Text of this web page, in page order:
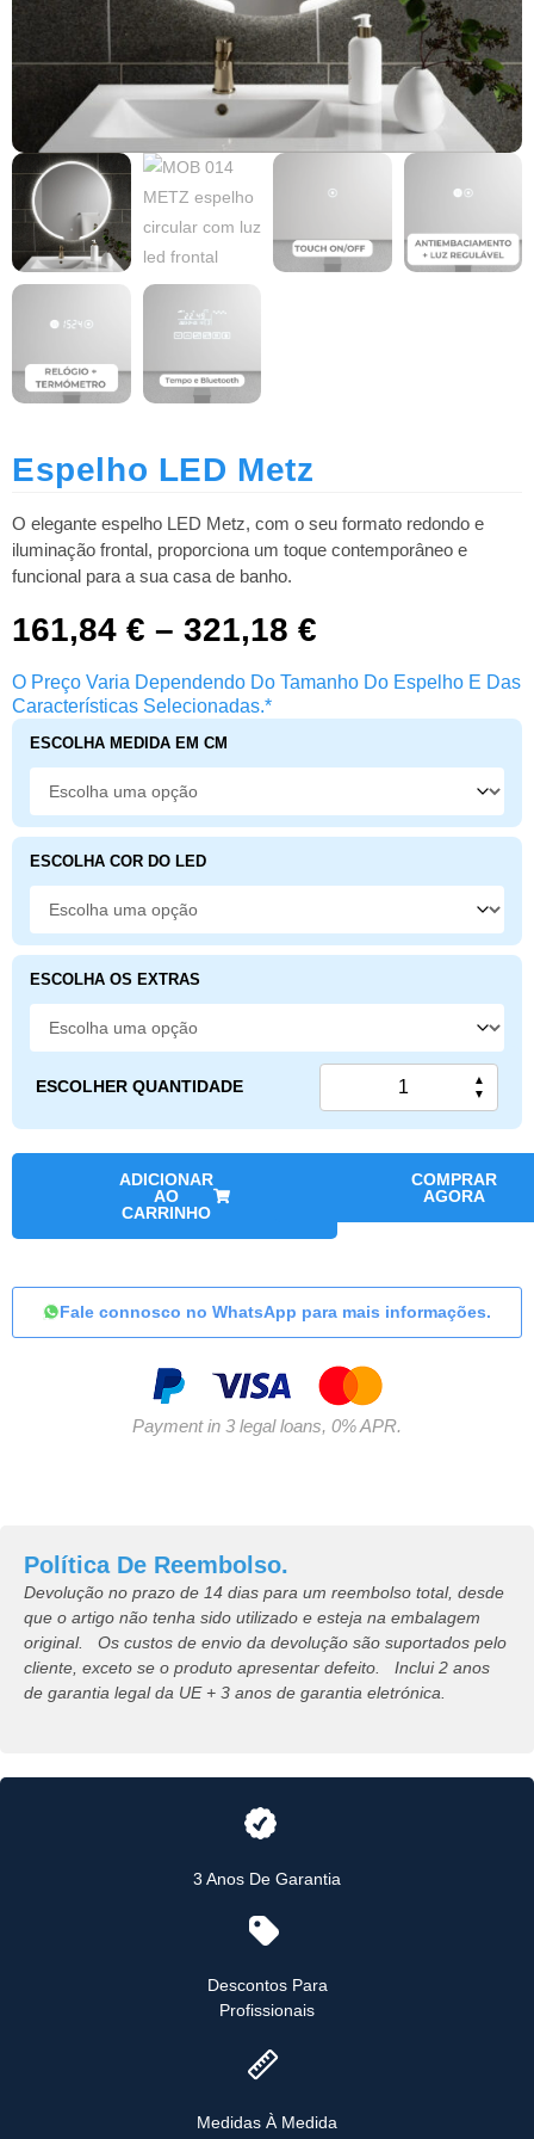
Espelho LED Metz
O elegante espelho LED Metz, com o seu formato redondo e
iluminação frontal, proporciona um toque contemporâneo e
funcional para a sua casa de banho.
161,84 € – 321,18 €
O Preço Varia Dependendo Do Tamanho Do Espelho E Das
Características Selecionadas.*
ESCOLHA MEDIDA EM CM
ESCOLHA COR DO LED
ESCOLHA OS EXTRAS
ESCOLHER QUANTIDADE
▲
▼
ADICIONAR
AO
CARRINHO
COMPRAR
AGORA
Fale connosco no WhatsApp para mais informações.
Payment in 3 legal loans, 0% APR.
Política De Reembolso.
Devolução no prazo de 14 dias para um reembolso total, desde
que o artigo não tenha sido utilizado e esteja na embalagem
original. Os custos de envio da devolução são suportados pelo
cliente, exceto se o produto apresentar defeito. Inclui 2 anos
de garantia legal da UE + 3 anos de garantia eletrónica.
3 Anos De Garantia
Descontos Para
Profissionais
Medidas À Medida